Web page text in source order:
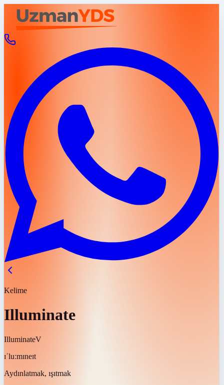
Kelime
Illuminate
IlluminateV
ɪˈluːmɪneɪt
Aydınlatmak, ışıtmak